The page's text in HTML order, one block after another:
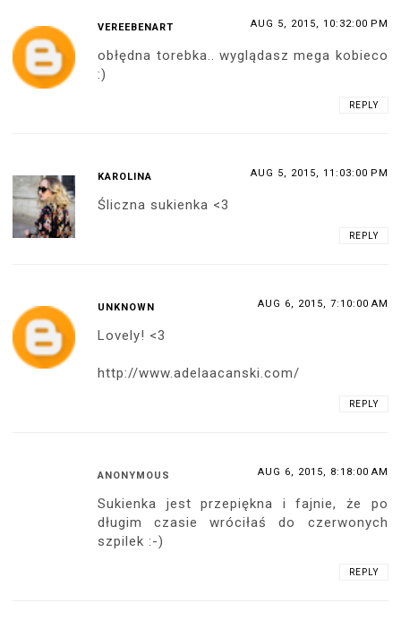
VEREEBENART AUG 5, 2015, 10:32:00 PM
obłędna torebka.. wyglądasz mega kobieco
:)
REPLY
KAROLINA AUG 5, 2015, 11:03:00 PM
Śliczna sukienka <3
REPLY
UNKNOWN AUG 6, 2015, 7:10:00 AM
Lovely! <3
http://www.adelaacanski.com/
REPLY
ANONYMOUS AUG 6, 2015, 8:18:00 AM
Sukienka jest przepiękna i fajnie, że po
długim czasie wróciłaś do czerwonych
szpilek :-)
REPLY